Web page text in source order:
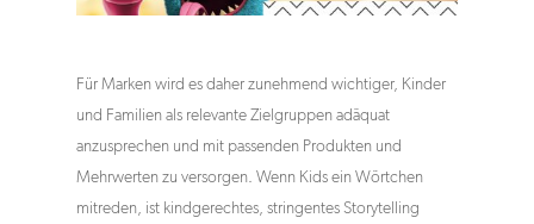
Für Marken wird es daher zunehmend wichtiger, Kinder
und Familien als relevante Zielgruppen adäquat
anzusprechen und mit passenden Produkten und
Mehrwerten zu versorgen. Wenn Kids ein Wörtchen
mitreden, ist kindgerechtes, stringentes Storytelling